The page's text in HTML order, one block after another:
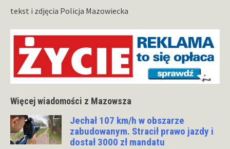
tekst i zdjęcia Policja Mazowiecka
Więcej wiadomości z Mazowsza
Jechał 107 km/h w obszarze
zabudowanym. Stracił prawo jazdy i
dostał 3000 zł mandatu